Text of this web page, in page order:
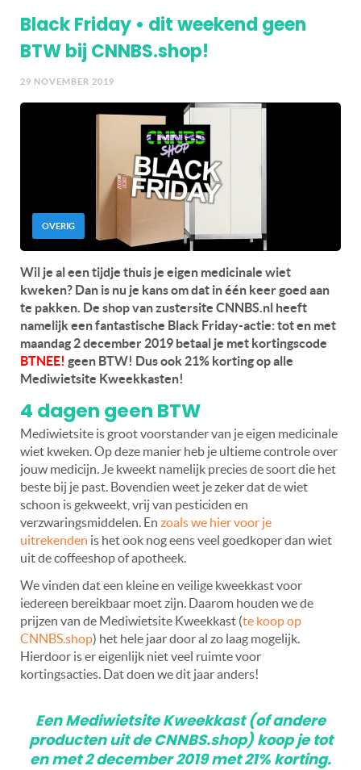
Black Friday • dit weekend geen
BTW bij CNNBS.shop!
29 NOVEMBER 2019
OVERIG
Wil je al een tijdje thuis je eigen medicinale wiet
kweken? Dan is nu je kans om dat in één keer goed aan
te pakken. De shop van zustersite CNNBS.nl heeft
namelijk een fantastische Black Friday-actie: tot en met
maandag 2 december 2019 betaal je met kortingscode
BTNEE! geen BTW! Dus ook 21% korting op alle
Mediwietsite Kweekkasten!
4 dagen geen BTW
Mediwietsite is groot voorstander van je eigen medicinale
wiet kweken. Op deze manier heb je ultieme controle over
jouw medicijn. Je kweekt namelijk precies de soort die het
beste bij je past. Bovendien weet je zeker dat de wiet
schoon is gekweekt, vrij van pesticiden en
verzwaringsmiddelen. En zoals we hier voor je
uitrekenden is het ook nog eens veel goedkoper dan wiet
uit de coffeeshop of apotheek.
We vinden dat een kleine en veilige kweekkast voor
iedereen bereikbaar moet zijn. Daarom houden we de
prijzen van de Mediwietsite Kweekkast (te koop op
CNNBS.shop) het hele jaar door al zo laag mogelijk.
Hierdoor is er eigenlijk niet veel ruimte voor
kortingsacties. Dat doen we dit jaar anders!
Een Mediwietsite Kweekkast (of andere
producten uit de CNNBS.shop) koop je tot
en met 2 december 2019 met 21% korting.